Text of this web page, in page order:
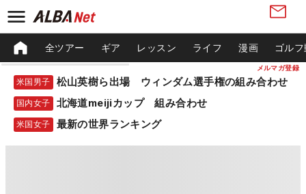
メルマガ登録
全ツアー ギア レッスン ライフ 漫画 ゴル
米国男子 松山英樹ら出場 ウィンダム選手権の組み合わせ
国内女子 北海道meijiカップ 組み合わせ
米国女子 最新の世界ランキング